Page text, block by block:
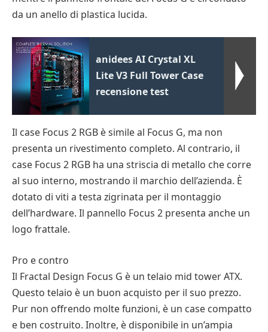
da un anello di plastica lucida.
anidees AI Crystal XL
Lite V3 Full Tower Case
recensione test
Il case Focus 2 RGB è simile al Focus G, ma non
presenta un rivestimento completo. Al contrario, il
case Focus 2 RGB ha una striscia di metallo che corre
al suo interno, mostrando il marchio dell’azienda. È
dotato di viti a testa zigrinata per il montaggio
dell’hardware. Il pannello Focus 2 presenta anche un
logo frattale.
Pro e contro
Il Fractal Design Focus G è un telaio mid tower ATX.
Questo telaio è un buon acquisto per il suo prezzo.
Pur non offrendo molte funzioni, è un case compatto
e ben costruito. Inoltre, è disponibile in un’ampia